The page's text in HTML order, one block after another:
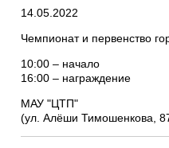
14.05.2022
Чемпионат и первенство
10:00 – начало
16:00 – награждение
МАУ "ЦТП"
(ул. Алёши Тимошенкова,